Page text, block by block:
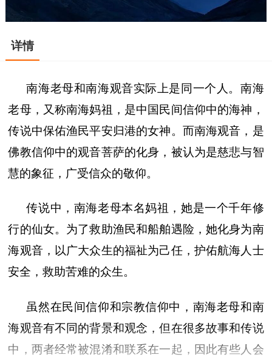
详情
南海老母和南海观音实际上是同一个人。南海
老母，又称南海妈祖，是中国民间信仰中的海神，
传说中保佑渔民平安归港的女神。而南海观音，是
佛教信仰中的观音菩萨的化身，被认为是慈悲与智
慧的象征，广受信众的敬仰。
传说中，南海老母本名妈祖，她是一个千年修
行的仙女。为了救助渔民和船舶遇险，她化身为南
海观音，以广大众生的福祉为己任，护佑航海人士
安全，救助苦难的众生。
虽然在民间信仰和宗教信仰中，南海老母和南
海观音有不同的背景和观念，但在很多故事和传说
中，两者经常被混淆和联系在一起，因此有些人会